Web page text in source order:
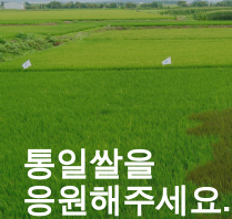
통일쌀을
응원해주세요.